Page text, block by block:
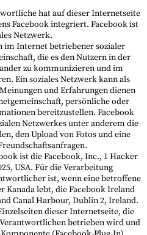
hat auf dieser Internetseite
Facebook integriert. Facebook ist
Netzwerk.
im Internet betriebener sozialer
die es den Nutzern in der
zu kommunizieren und im
Ein soziales Netzwerk kann als
und Erfahrungen dienen
persönliche oder
bereitzustellen. Facebook
Netzwerkes unter anderem die
den Upload von Fotos und eine
ist die Facebook, Inc., 1 Hacker
USA. Für die Verarbeitung
ist, wenn eine betroffene
Kanada lebt, die Facebook Ireland
Canal Harbour, Dublin 2, Ireland.
dieser Internetseite, die
betrieben wird und